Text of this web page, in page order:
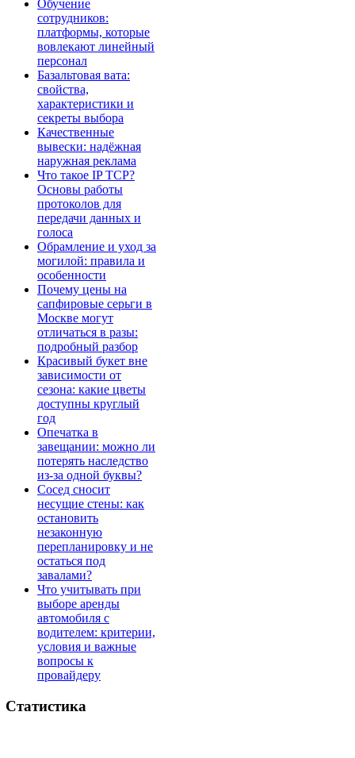
Обучение
сотрудников:
платформы, которые
вовлекают линейный
персонал
Базальтовая вата:
свойства,
характеристики и
секреты выбора
Качественные
вывески: надёжная
наружная реклама
Что такое IP TCP?
Основы работы
протоколов для
передачи данных и
голоса
Обрамление и уход за
могилой: правила и
особенности
Почему цены на
сапфировые серьги в
Москве могут
отличаться в разы:
подробный разбор
Красивый букет вне
зависимости от
сезона: какие цветы
доступны круглый
год
Опечатка в
завещании: можно ли
потерять наследство
из-за одной буквы?
Сосед сносит
несущие стены: как
остановить
незаконную
перепланировку и не
остаться под
завалами?
Что учитывать при
выборе аренды
автомобиля с
водителем: критерии,
условия и важные
вопросы к
провайдеру
Статистика